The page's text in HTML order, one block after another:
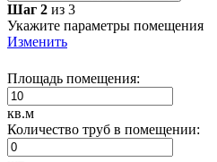
Шаг 2 из 3
Укажите параметры помещения
Изменить
Площадь помещения:
кв.м
Количество труб в помещении: